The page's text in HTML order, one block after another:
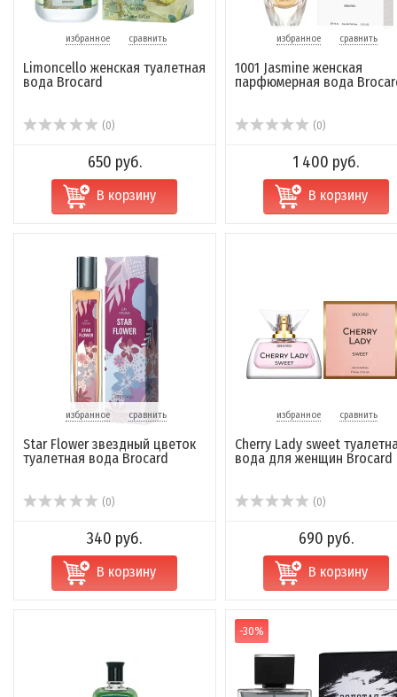
избранное сравнить
Limoncello женская туалетная
вода Brocard
(0)
650 руб.
В корзину
избранное сравнить
1001 Jasmine женская
парфюмерная вода
(0)
1 400 руб.
В корзину
избранное сравнить
Star Flower звездный цветок
туалетная вода Brocard
(0)
340 руб.
В корзину
избранное сравнить
Cherry Lady sweet
вода для женщин Brocard
(0)
690 руб.
В корзину
-30%